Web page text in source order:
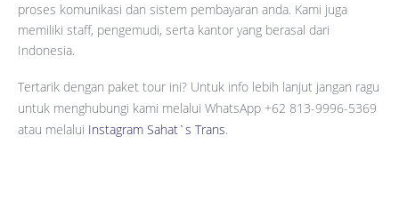
proses komunikasi dan sistem pembayaran anda. Kami juga
memiliki staff, pengemudi, serta kantor yang berasal dari
Indonesia.
Tertarik dengan paket tour ini? Untuk info lebih lanjut jangan ragu
untuk menghubungi kami melalui WhatsApp +62 813-9996-5369
atau melalui Instagram Sahat`s Trans.